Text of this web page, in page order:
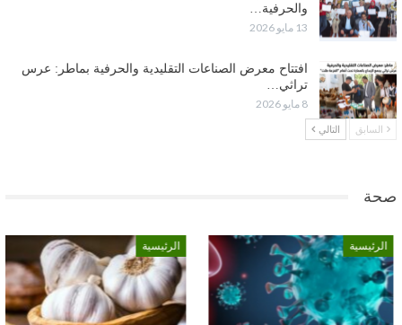
والحرفية…
13 مايو 2026
افتتاح معرض الصناعات التقليدية والحرفية بماطر: عرس
تراثي…
8 مايو 2026
السابق التالي
صحة
الرئيسية الرئيسية